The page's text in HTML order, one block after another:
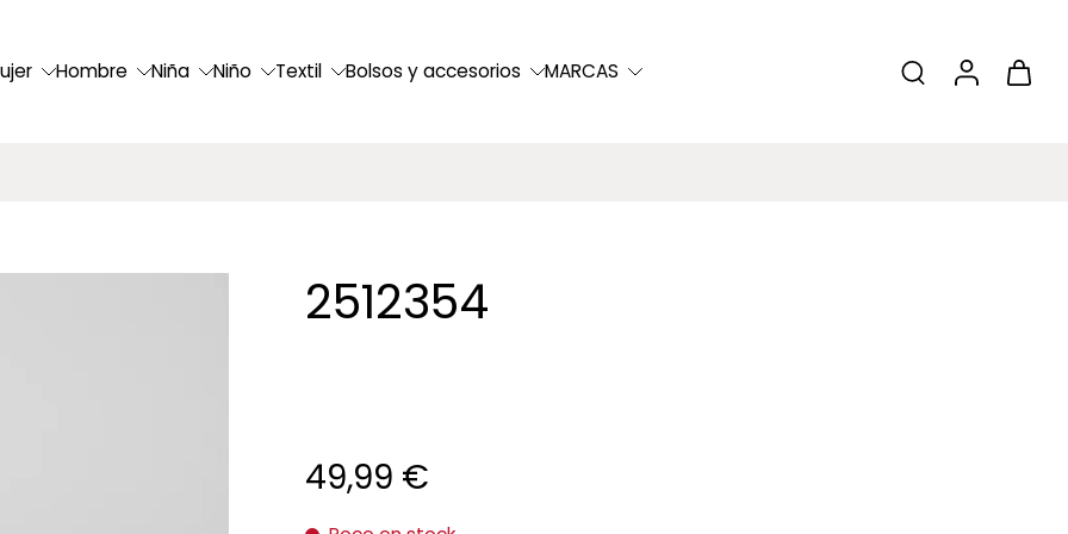
Hombre Niña Niño Textil Bolsos y accesorios MARCAS
2512354
49,99 €